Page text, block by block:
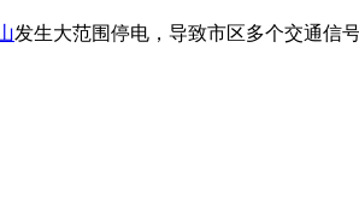
发生大范围停电，导致市区多个交通信